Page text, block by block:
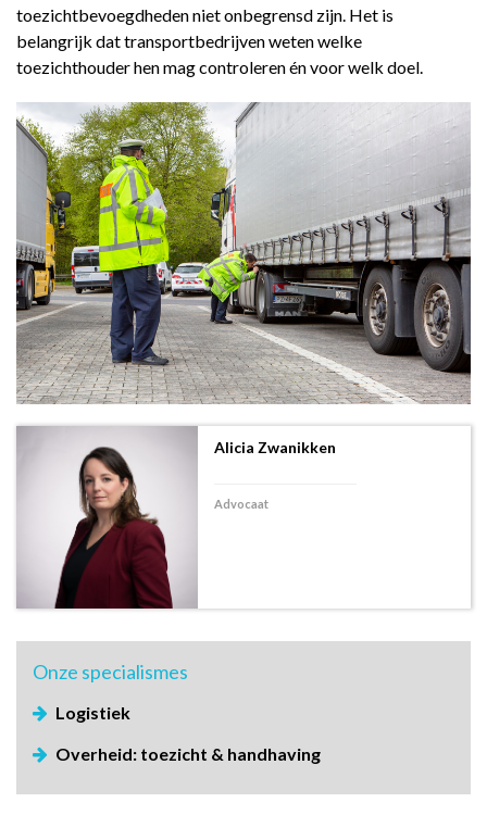
toezichtbevoegdheden niet onbegrensd zijn. Het is
belangrijk dat transportbedrijven weten welke
toezichthouder hen mag controleren én voor welk doel.
Alicia Zwanikken
Advocaat
Onze specialismes
Logistiek
Overheid: toezicht & handhaving